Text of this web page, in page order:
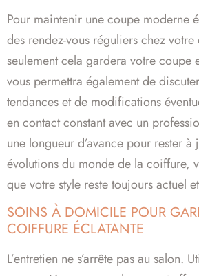
Pour maintenir une coupe moderne
des rendez-vous réguliers chez
seulement cela gardera votre coupe
vous permettra également de
tendances et de modifications
en contact constant avec un
une longueur d’avance pour rester à
évolutions du monde de la coiffure,
que votre style reste toujours actuel
SOINS À DOMICILE POUR
COIFFURE ÉCLATANTE
L’entretien ne s’arrête pas au salon.